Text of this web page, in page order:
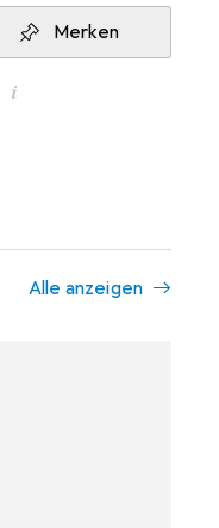
Merken
i
Alle anzeigen